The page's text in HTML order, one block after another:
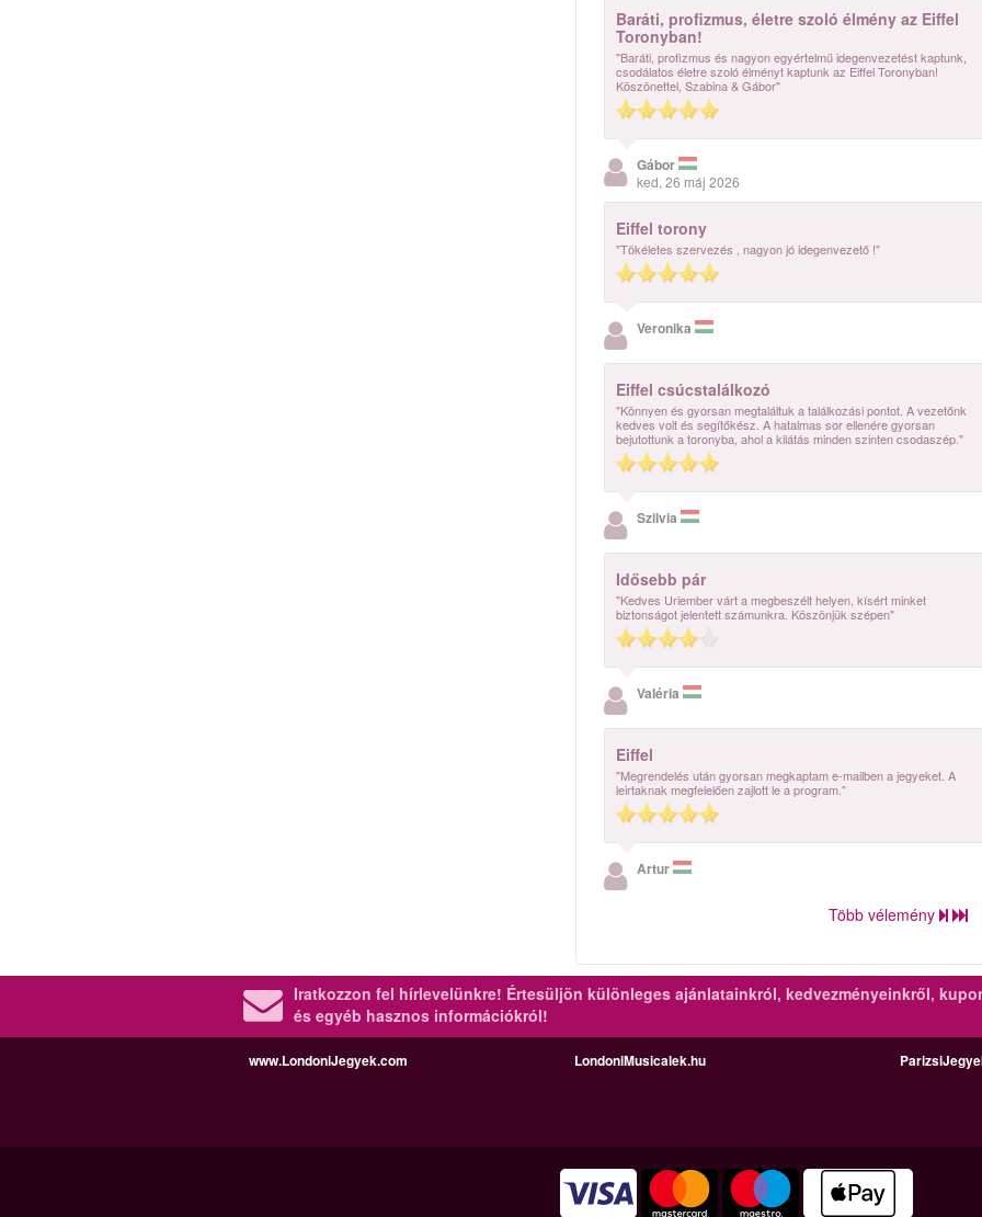
Baráti, profizmus, életre szoló élmény az Eiffel
Toronyban!
"Baráti, profizmus és nagyon egyértelmű idegenvezetést kaptunk,
csodálatos életre szoló élményt kaptunk az Eiffel Toronyban!
Köszönettel, Szabina & Gábor"
Gábor
ked, 26 máj 2026
Eiffel torony
"Tökéletes szervezés , nagyon jó idegenvezető !"
Veronika
Eiffel csúcstalálkozó
"Könnyen és gyorsan megtaláltuk a találkozási pontot. A vezetőnk
kedves volt és segítőkész. A hatalmas sor ellenére gyorsan
bejutottunk a toronyba, ahol a kilátás minden szinten csodaszép."
Szilvia
Idősebb pár
"Kedves Uriember várt a megbeszélt helyen, kísért minket
biztonságot jelentett számunkra. Köszönjük szépen"
Valéria
Eiffel
"Megrendelés után gyorsan megkaptam e-mailben a jegyeket. A
leirtaknak megfelelően zajlott le a program."
Artur
Több vélemény
Iratkozzon fel hírlevelünkre! Értesüljön különleges ajánlatainkról, kedvezményeinkről,
és egyéb hasznos információkról!
www.LondoniJegyek.com LondoniMusicalek.hu